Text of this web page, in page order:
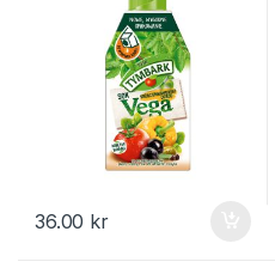
36.00 kr